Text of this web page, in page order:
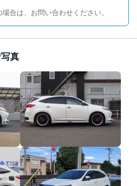
合は、お問い合わせください。
真